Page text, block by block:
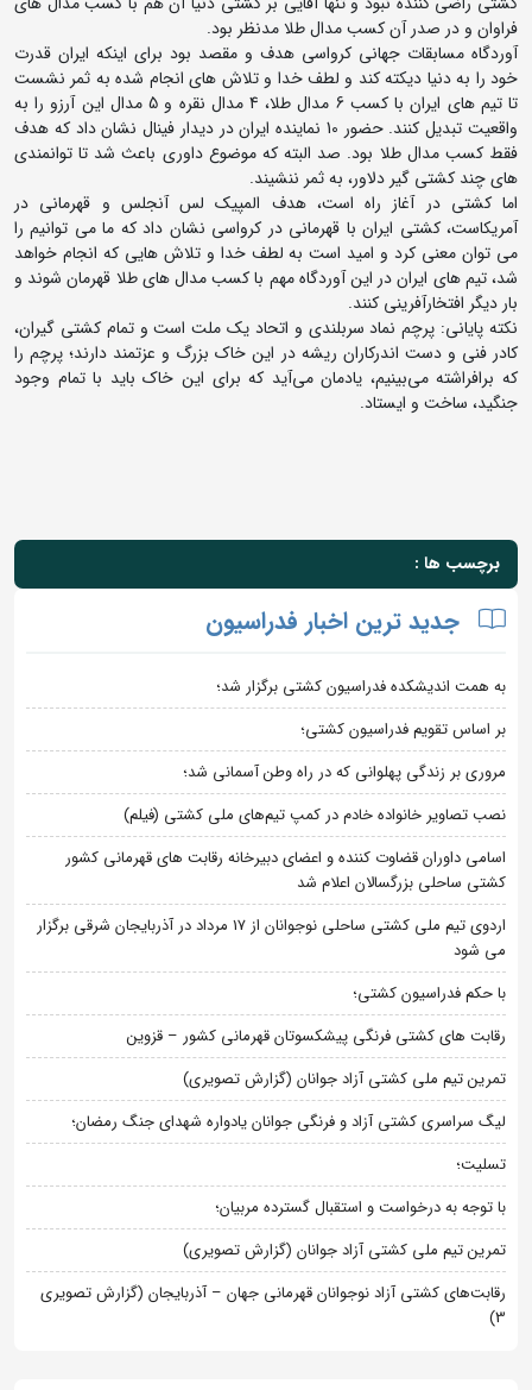
فراوان و در صدر آن کسب مدال طلا مدنظر بود.
آوردگاه مسابقات جهانی کرواسی هدف و مقصد بود برای اینکه ایران قدرت
خود را به دنیا دیکته کند و لطف خدا و تلاش های انجام شده به ثمر نشست
تا تیم های ایران با کسب 6 مدال طلا، 4 مدال نقره و 5 مدال این آرزو را به
واقعیت تبدیل کنند. حضور 10 نماینده ایران در دیدار فینال نشان داد که هدف
فقط کسب مدال طلا بود. صد البته که موضوع داوری باعث شد تا توانمندی
های چند کشتی گیر دلاور، به ثمر ننشیند.
اما کشتی در آغاز راه است، هدف المپیک لس آنجلس و قهرمانی در
آمریکاست، کشتی ایران با قهرمانی در کرواسی نشان داد که ما می توانیم را
می توان معنی کرد و امید است به لطف خدا و تلاش هایی که انجام خواهد
شد، تیم های ایران در این آوردگاه مهم با کسب مدال های طلا قهرمان شوند و
بار دیگر افتخارآفرینی کنند.
نکته پایانی: پرچم نماد سربلندی و اتحاد یک ملت است و تمام کشتی گیران،
کادر فنی و دست اندرکاران ریشه در این خاک بزرگ و عزتمند دارند؛ پرچم را
که برافراشته می‌بینیم، یادمان می‌آید که برای این خاک باید با تمام وجود
جنگید، ساخت و ایستاد.
برچسب ها :
جدید ترین اخبار فدراسیون
به همت اندیشکده فدراسیون کشتی برگزار شد؛
بر اساس تقویم فدراسیون کشتی؛
مروری بر زندگی پهلوانی که در راه وطن آسمانی شد؛
نصب تصاویر خانواده خادم در کمپ تیم‌های ملی کشتی (فیلم)
اسامی داوران قضاوت کننده و اعضای دبیرخانه رقابت های قهرمانی کشور
کشتی ساحلی بزرگسالان اعلام شد
اردوی تیم ملی کشتی ساحلی نوجوانان از 17 مرداد در آذربایجان شرقی برگزار
می شود
با حکم فدراسیون کشتی؛
رقابت های کشتی فرنگی پیشکسوتان قهرمانی کشور – قزوین
تمرین تیم ملی کشتی آزاد جوانان (گزارش تصویری)
لیگ سراسری کشتی آزاد و فرنگی جوانان یادواره شهدای جنگ رمضان؛
تسلیت؛
با توجه به درخواست و استقبال گسترده مربیان؛
تمرین تیم ملی کشتی آزاد جوانان (گزارش تصویری)
رقابت‌های کشتی آزاد نوجوانان قهرمانی جهان – آذربایجان (گزارش تصویری
3)